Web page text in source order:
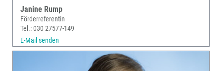
Janine Rump
Förderreferentin
Tel.: 030 27577-149
E-Mail senden